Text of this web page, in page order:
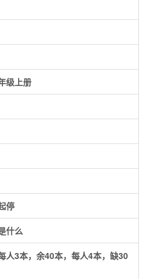
级上册
停
什么
人3本，余40本，每人4本，缺30